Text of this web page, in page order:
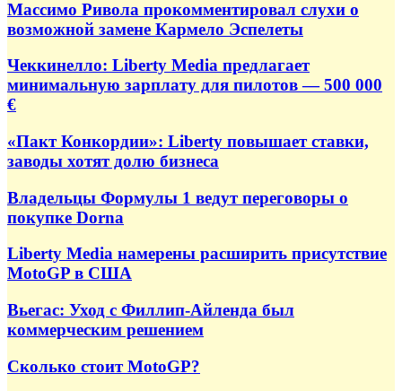
Массимо Ривола прокомментировал слухи о
возможной замене Кармело Эспелеты
Чеккинелло: Liberty Media предлагает
минимальную зарплату для пилотов — 500 000
€
«Пакт Конкордии»: Liberty повышает ставки,
заводы хотят долю бизнеса
Владельцы Формулы 1 ведут переговоры о
покупке Dorna
Liberty Media намерены расширить присутствие
MotoGP в США
Вьегас: Уход с Филлип-Айленда был
коммерческим решением
Сколько стоит MotoGP?